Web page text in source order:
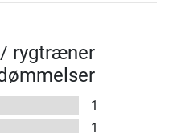
rygtræner
1
1